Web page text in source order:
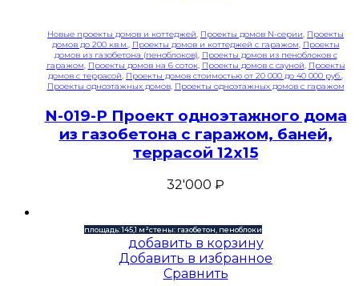
Новые проекты домов и коттеджей, Проекты домов N-серии, Проекты
домов до 200 кв.м., Проекты домов и коттеджей с гаражом, Проекты
домов из газобетона (пеноблоков), Проекты домов из пеноблоков с
гаражом, Проекты домов на 6 соток, Проекты домов с сауной, Проекты
домов с террасой, Проекты домов стоимостью от 20 000 до 40 000 руб.,
Проекты одноэтажных домов, Проекты одноэтажных домов с гаражом
N-019-P Проект одноэтажного дома
из газобетона с гаражом, баней,
террасой 12х15
32'000 ₽
площадь: 145,1 м²стены: газобетон, пеноблоки
добавить в корзину
Добавить в избранное
Сравнить